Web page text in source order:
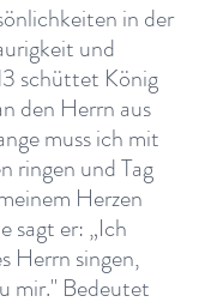
in der
und
schüttet König
den Herrn aus
muss ich mit
ringen und Tag
Herzen
sagt er: „Ich
Herrn singen,
mir." Bedeutet